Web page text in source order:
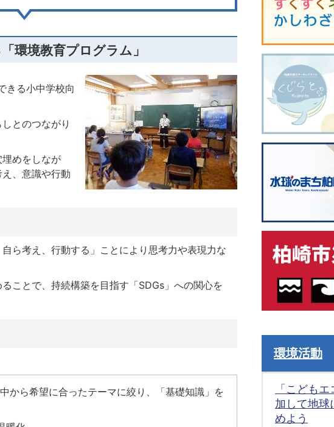
環境教育プログラム」
きる小中学校向
とのつながり
めをしなが
、意識や行動
ら考え、行動する」ことにより思考力や表現力な
ことで、持続構築を目指す「SDGs」への関心を
から希望に合ったテーマに絞り、「基礎知識」を
環境活動
「こども
加して地球
めよう